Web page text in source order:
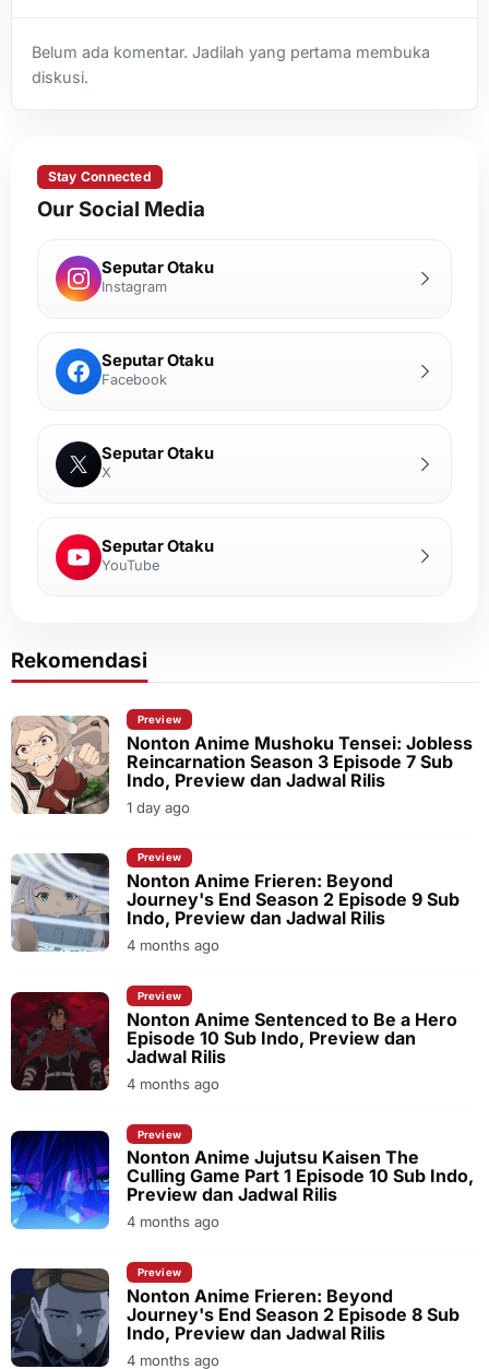
Belum ada komentar. Jadilah yang pertama membuka
diskusi.
Stay Connected
Our Social Media
Seputar Otaku
Instagram
Seputar Otaku
Facebook
Seputar Otaku
X
Seputar Otaku
YouTube
Rekomendasi
Preview
Nonton Anime Mushoku Tensei: Jobless
Reincarnation Season 3 Episode 7 Sub
Indo, Preview dan Jadwal Rilis
1 day ago
Preview
Nonton Anime Frieren: Beyond
Journey's End Season 2 Episode 9 Sub
Indo, Preview dan Jadwal Rilis
4 months ago
Preview
Nonton Anime Sentenced to Be a Hero
Episode 10 Sub Indo, Preview dan
Jadwal Rilis
4 months ago
Preview
Nonton Anime Jujutsu Kaisen The
Culling Game Part 1 Episode 10 Sub Indo,
Preview dan Jadwal Rilis
4 months ago
Preview
Nonton Anime Frieren: Beyond
Journey's End Season 2 Episode 8 Sub
Indo, Preview dan Jadwal Rilis
4 months ago